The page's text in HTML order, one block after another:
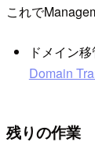
これで
ドメイン
Domain
残りの作業